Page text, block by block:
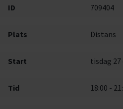
ID 709404
Plats Distans
Start tisdag
Tid 18:00 -